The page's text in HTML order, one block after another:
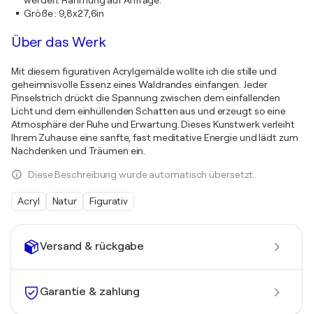
Versand & rückgabe
Garantie & zahlung
Größe:9,8x27,6in
Über das Werk
Mit diesem figurativen Acrylgemälde wollte ich die stille und
geheimnisvolle Essenz eines Waldrandes einfangen. Jeder
Pinselstrich drückt die Spannung zwischen dem einfallenden
Licht und dem einhüllenden Schatten aus und erzeugt so eine
Atmosphäre der Ruhe und Erwartung. Dieses Kunstwerk verleiht
Ihrem Zuhause eine sanfte, fast meditative Energie und lädt zum
Nachdenken und Träumen ein.
Diese Beschreibung wurde automatisch übersetzt.
Acryl Natur Figurativ